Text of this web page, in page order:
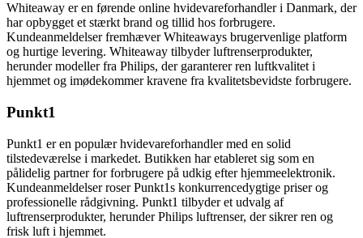
Whiteaway er en førende online hvidevareforhandler i Danmark, der
har opbygget et stærkt brand og tillid hos forbrugere.
Kundeanmeldelser fremhæver Whiteaways brugervenlige platform
og hurtige levering. Whiteaway tilbyder luftrenserprodukter,
herunder modeller fra Philips, der garanterer ren luftkvalitet i
hjemmet og imødekommer kravene fra kvalitetsbevidste forbrugere.
Punkt1
Punkt1 er en populær hvidevareforhandler med en solid
tilstedeværelse i markedet. Butikken har etableret sig som en
pålidelig partner for forbrugere på udkig efter hjemmeelektronik.
Kundeanmeldelser roser Punkt1s konkurrencedygtige priser og
professionelle rådgivning. Punkt1 tilbyder et udvalg af
luftrenserprodukter, herunder Philips luftrenser, der sikrer ren og
frisk luft i hjemmet.